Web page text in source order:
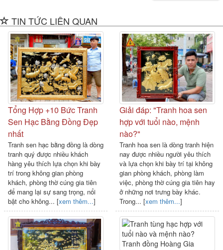
TIN TỨC LIÊN QUAN
Tổng Hợp +10 Bức Tranh
Sen Hạc Bằng Đồng Đẹp
nhất
Tranh sen hạc bằng đồng là dòng
tranh quý được nhiều khách
hàng yêu thích lựa chọn khi bày
trí trong không gian phòng
khách, phòng thờ cúng gia tiên
để mang lại sự sang trọng, nổi
bật cho không... [xem thêm...]
Giải đáp: "Tranh hoa sen
hợp với tuổi nào, mệnh
nào?"
Tranh hoa sen là dòng tranh hiện
nay được nhiều người yêu thích
và lựa chọn khi bày trí tại không
gian phòng khách, phòng làm
việc, phòng thờ cúng gia tiên hay
ở những nơi trưng bày khác.
Trong... [xem thêm...]